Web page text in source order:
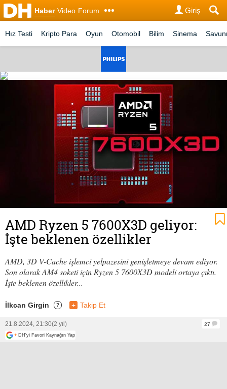
Haber Video Forum Giriş
Hız Testi Kripto Para Oyun Otomobil Bilim Sinema
AMD Ryzen 5 7600X3D geliyor:
İşte beklenen özellikler
AMD, 3D V-Cache işlemci yelpazesini genişletmeye devam ediyor.
Son olarak AM4 soketi için Ryzen 5 7600X3D modeli ortaya çıktı.
İşte beklenen özellikler...
İlkcan Girgin ? + Takip Et
21.8.2024, 21:30(2 yıl)
27
+ DH'yi Favori Kaynağın Yap